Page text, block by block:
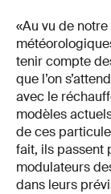
«Au vu de
tenir compte
que l’on
avec le
modèles
de ces
fait, ils passent
modulateurs
dans leurs